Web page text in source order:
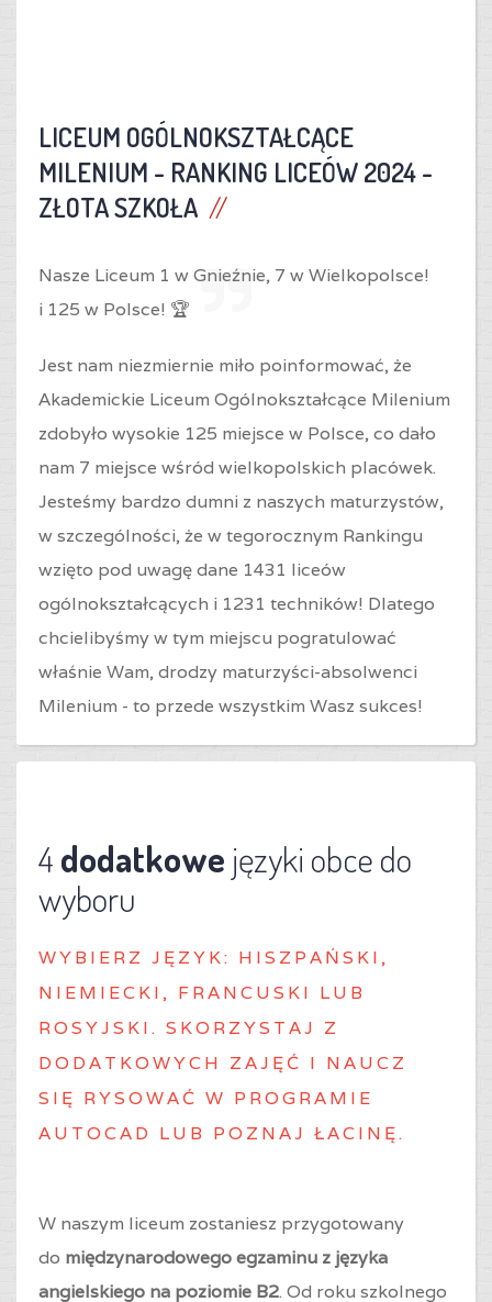
LICEUM OGÓLNOKSZTAŁCĄCE
MILENIUM - RANKING LICEÓW 2024 -
ZŁOTA SZKOŁA
Nasze Liceum 1 w Gnieźnie, 7 w Wielkopolsce!
i 125 w Polsce! 🏆
Jest nam niezmiernie miło poinformować, że
Akademickie Liceum Ogólnokształcące Milenium
zdobyło wysokie 125 miejsce w Polsce, co dało
nam 7 miejsce wśród wielkopolskich placówek.
Jesteśmy bardzo dumni z naszych maturzystów,
w szczególności, że w tegorocznym Rankingu
wzięto pod uwagę dane 1431 liceów
ogólnokształcących i 1231 techników! Dlatego
chcielibyśmy w tym miejscu pogratulować
właśnie Wam, drodzy maturzyści-absolwenci
Milenium - to przede wszystkim Wasz sukces!
4dodatkowe języki obce do
wyboru
WYBIERZ J ĘZYK: HISZPAŃSKI,
NIEMIECKI, FRANCUSKI LUB
ROSYJSKI. SKORZYSTAJ Z
DODATKOWYCH ZAJĘĆ I NAUCZ
SIĘ RYSOWAĆ W PROGRAMIE
AUTOCAD LUB POZNAJ ŁACINĘ.
W naszym liceum zostaniesz przygotowany
do międzynarodowego egzaminu z języka
angielskiego na poziomie B2. Od roku szkolnego